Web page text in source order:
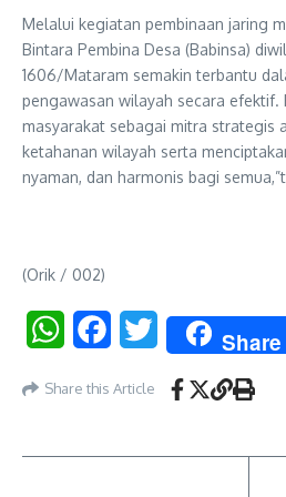
Melalui kegiatan pembinaan jaring
Bintara Pembina Desa (Babinsa)
1606/Mataram semakin terbantu
pengawasan wilayah secara efektif.
masyarakat sebagai mitra strategis
ketahanan wilayah serta
nyaman, dan harmonis bagi
(Orik / 002)
WhatsAppFacebookTwitter Share
Share this Article